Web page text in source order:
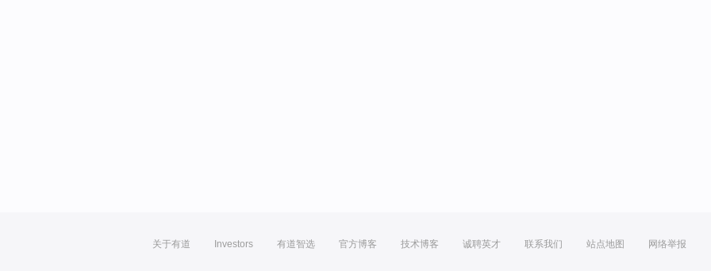
关于有道 Investors 有道智选 官方博客 技术博客 诚聘英才 联系我们 站点地图 网络举报